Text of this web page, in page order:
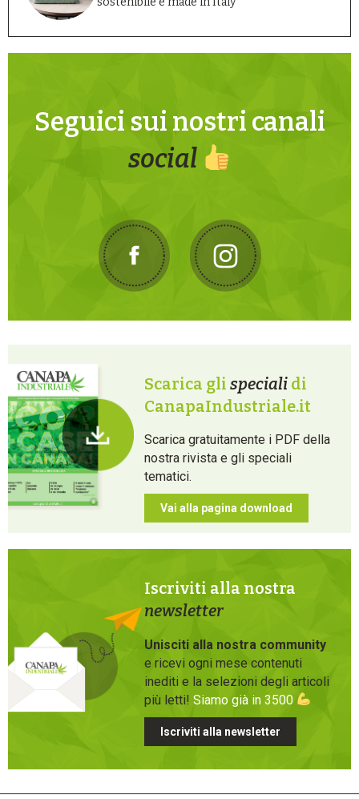
Seguici sui nostri canali
social
Scarica gli speciali di
CanapaIndustriale.it
Scarica gratuitamente i PDF della
nostra rivista e gli speciali
tematici.
Vai alla pagina download
Iscriviti alla nostra
newsletter
Unisciti alla nostra community
e ricevi ogni mese contenuti
inediti e la selezioni degli articoli
più letti! Siamo già in 3500
Iscriviti alla newsletter